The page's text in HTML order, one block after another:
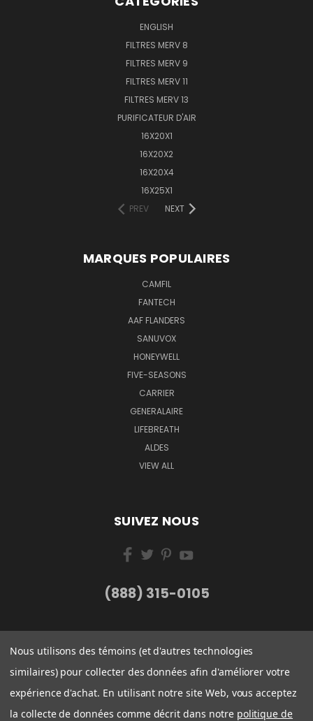
ENGLISH
FILTRES MERV 8
FILTRES MERV 9
FILTRES MERV 11
FILTRES MERV 13
PURIFICATEUR D'AIR
16X20X1
16X20X2
16X20X4
16X25X1
PREV
NEXT
MARQUES POPULAIRES
CAMFIL
FANTECH
AAF FLANDERS
SANUVOX
HONEYWELL
FIVE-SEASONS
CARRIER
GENERALAIRE
LIFEBREATH
ALDES
VIEW ALL
SUIVEZ NOUS
(888) 315-0105
Nous utilisons des témoins (et d'autres technologies
similaires) pour collecter des données afin d'améliorer votre
expérience d'achat. En utilisant notre site Web, vous acceptez
la collecte de données comme décrit dans notre politique de